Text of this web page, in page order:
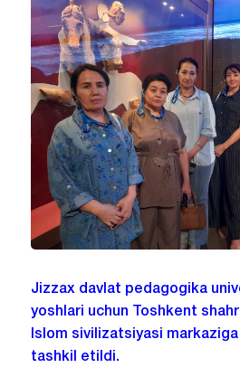
Jizzax davlat pedagogika
yoshlari uchun Toshkent
Islom sivilizatsiyasi
tashkil etildi.